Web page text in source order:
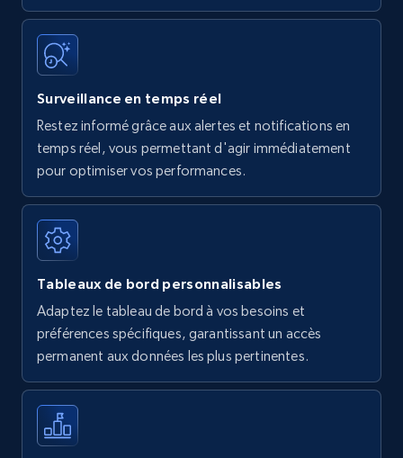
Surveillance en temps réel
Restez informé grâce aux alertes et notifications en
temps réel, vous permettant d'agir immédiatement
pour optimiser vos performances.
Tableaux de bord personnalisables
Adaptez le tableau de bord à vos besoins et
préférences spécifiques, garantissant un accès
permanent aux données les plus pertinentes.